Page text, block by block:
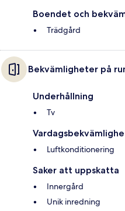
Boendet och
Trädgård
Bekvämligheter på
Underhållning
Tv
Luftkonditionering
Saker att uppskatta
Innergård
Unik inredning